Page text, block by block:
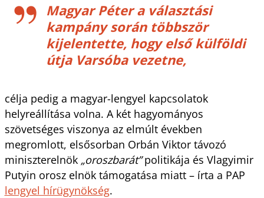
Magyar Péter a választási
kampány során többször
kijelentette, hogy első külföldi
útja Varsóba vezetne,
célja pedig a magyar-lengyel kapcsolatok
helyreállítása volna. A két hagyományos
szövetséges viszonya az elmúlt években
megromlott, elsősorban Orbán Viktor távozó
miniszterelnök„oroszbarát”politikája és Vlagyimir
Putyin orosz elnök támogatása miatt – írta a PAP
lengyel hírügynökség.